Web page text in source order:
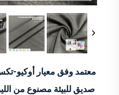
صديق للبيئة مصنوع من